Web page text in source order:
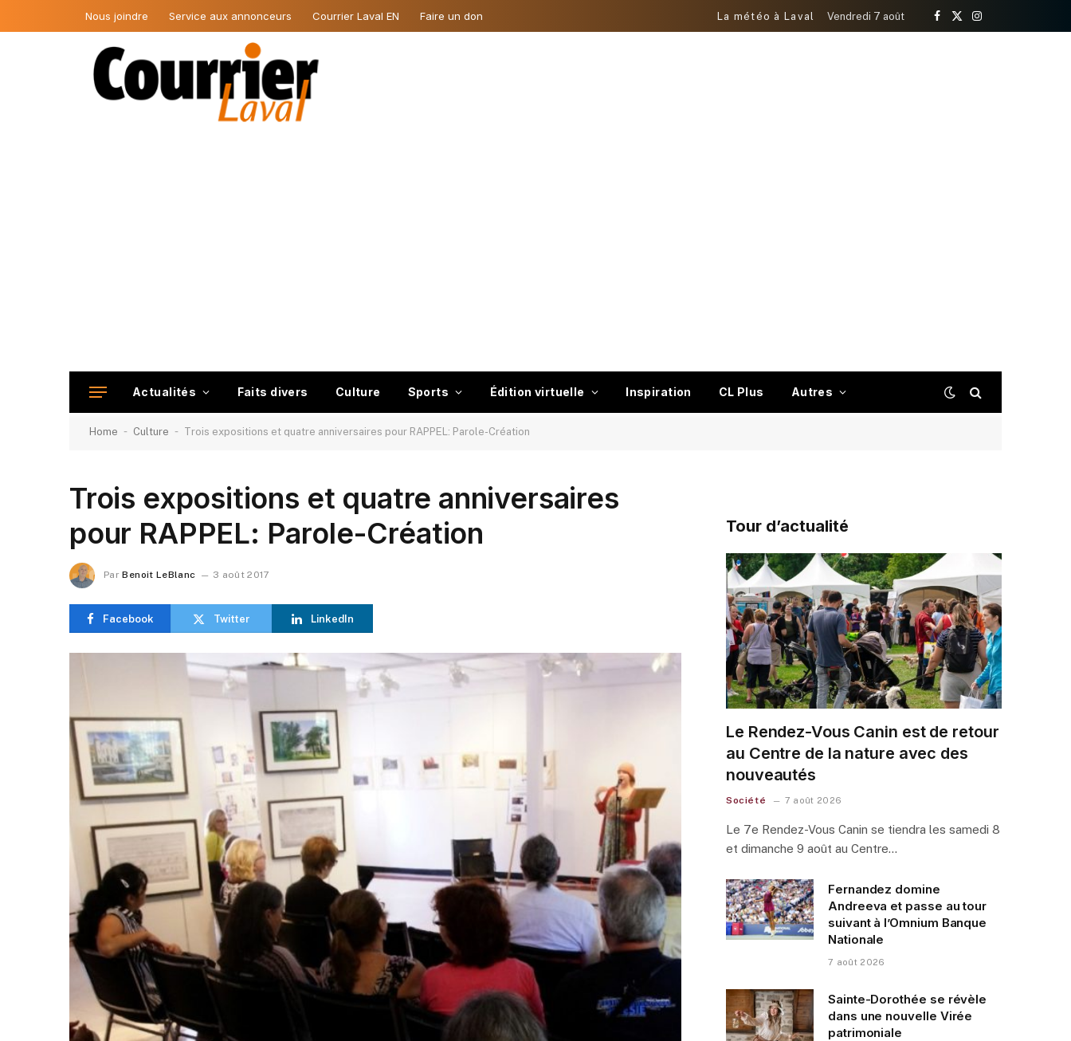
Nous joindre Service aux annonceurs Courrier Laval EN Faire un don La météo à Laval Vendredi 7 août
Facebook
X
Instagram
Actualités Faits divers Culture Sports Édition virtuelle Inspiration CL Plus Autres
Home - Culture - Trois expositions et quatre anniversaires pour RAPPEL: Parole-Création
Trois expositions et quatre anniversaires
pour RAPPEL: Parole-Création
Par Benoit LeBlanc 3 août 2017
Facebook Twitter LinkedIn
Tour d’actualité
Le Rendez-Vous Canin est de retour
au Centre de la nature avec des
nouveautés
Société 7 août 2026
Le 7e Rendez-Vous Canin se tiendra les samedi 8
et dimanche 9 août au Centre…
Fernandez domine
Andreeva et passe au tour
suivant à l’Omnium Banque
Nationale
7 août 2026
Sainte-Dorothée se révèle
dans une nouvelle Virée
patrimoniale